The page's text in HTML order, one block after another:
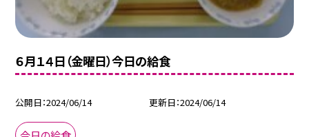
６月１４日（金曜日）今日の給食
公開日 2024/06/14 更新日 2024/06/14